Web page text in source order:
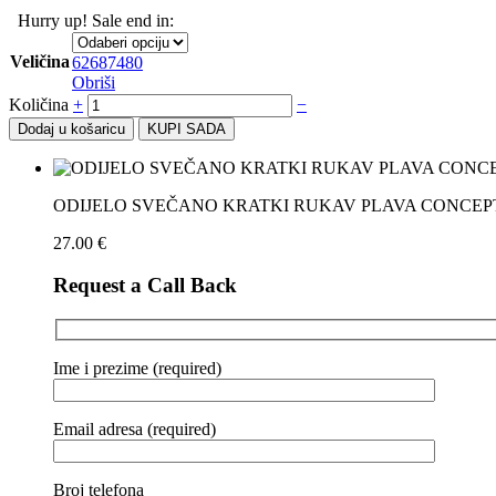
Hurry up! Sale end in:
Veličina62687480
Obriši
Količina + −
Dodaj u košaricu KUPI SADA
ODIJELO SVEČANO KRATKI RUKAV PLAVA
27.00 €
Request a Call Back
Ime i prezime (required)
Email adresa (required)
Broj telefona